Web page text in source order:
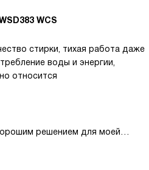
WCS
стирки, тихая работа даже
воды и энергии,
относится
решением для моей
дизайн, который легко
кажется вместительным,